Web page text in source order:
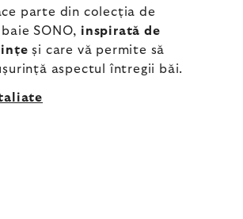
parte din colecția de
SONO, inspirată de
și care vă permite să
aspectul întregii băi.